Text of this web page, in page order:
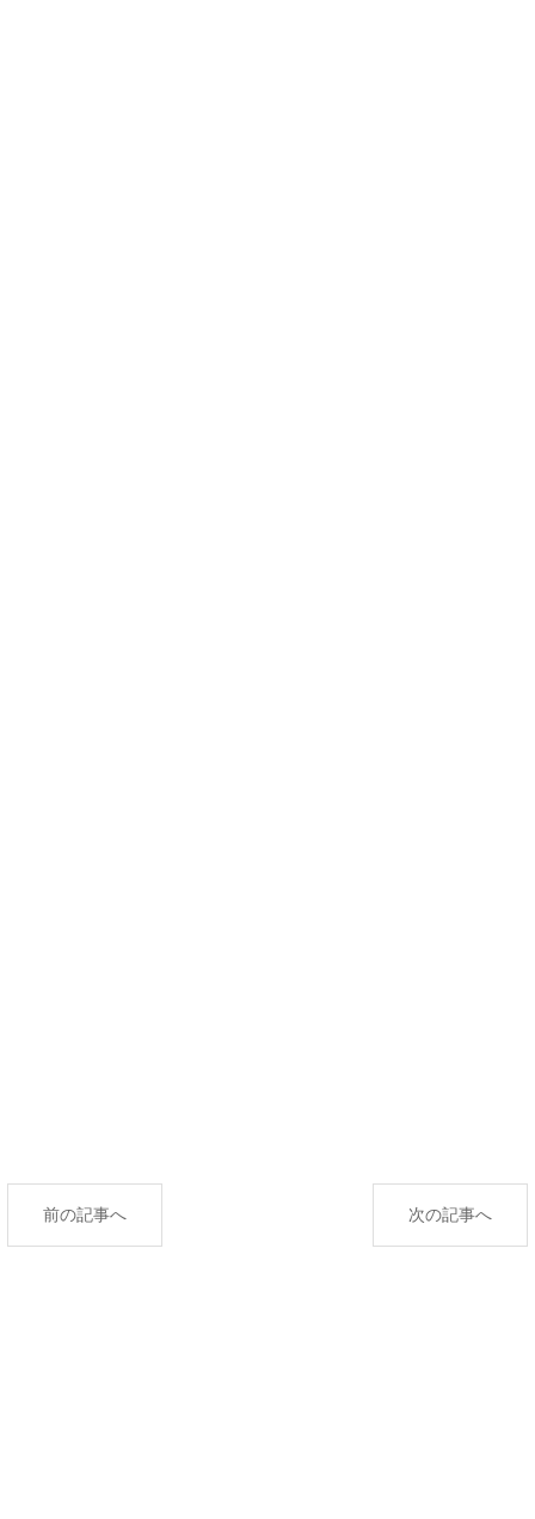
前の記事へ 次の記事へ